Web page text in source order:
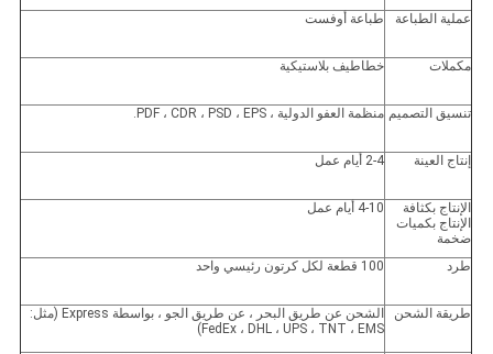
عملية الطباعة طباعة أوفست
مكملات خطاطيف بلاستيكية
تنسيق التصميم منظمة العفو الدولية ، PDF ، CDR ، PSD ، EPS.
إنتاج العينة 2-4 أيام عمل
الإنتاج بكثافة
الإنتاج بكميات
ضخمة
4-10 أيام عمل
طرد 100 قطعة لكل كرتون رئيسي واحد
طريقة الشحن
الشحن عن طريق البحر ، عن طريق الجو ، بواسطة Express (مثل:
FedEx ، DHL ، UPS ، TNT ، EMS)